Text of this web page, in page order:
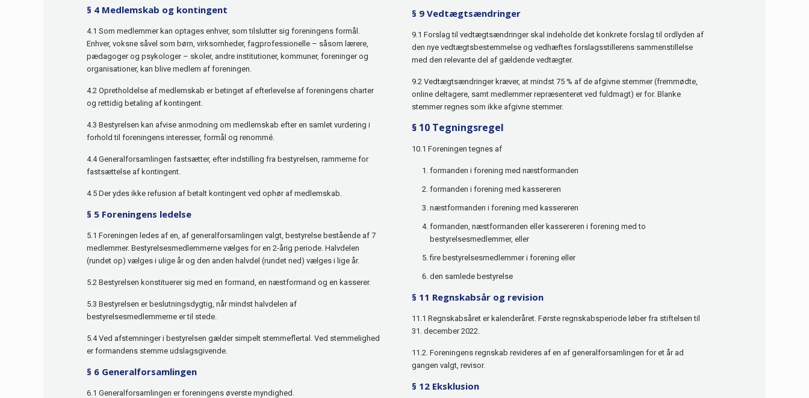
§ 4 Medlemskab og kontingent
4.1 Som medlemmer kan optages enhver, som tilslutter sig foreningens formål.
Enhver, voksne såvel som børn, virksomheder, fagprofessionelle – såsom lærere,
pædagoger og psykologer – skoler, andre institutioner, kommuner, foreninger og
organisationer, kan blive medlem af foreningen.
4.2 Opretholdelse af medlemskab er betinget af efterlevelse af foreningens charter
og rettidig betaling af kontingent.
4.3 Bestyrelsen kan afvise anmodning om medlemskab efter en samlet vurdering i
forhold til foreningens interesser, formål og renommé.
4.4 Generalforsamlingen fastsætter, efter indstilling fra bestyrelsen, rammerne for
fastsættelse af kontingent.
4.5 Der ydes ikke refusion af betalt kontingent ved ophør af medlemskab.
§ 5 Foreningens ledelse
5.1 Foreningen ledes af en, af generalforsamlingen valgt, bestyrelse bestående af 7
medlemmer. Bestyrelsesmedlemmerne vælges for en 2-årig periode. Halvdelen
(rundet op) vælges i ulige år og den anden halvdel (rundet ned) vælges i lige år.
5.2 Bestyrelsen konstituerer sig med en formand, en næstformand og en kasserer.
5.3 Bestyrelsen er beslutningsdygtig, når mindst halvdelen af
bestyrelsesmedlemmerne er til stede.
5.4 Ved afstemninger i bestyrelsen gælder simpelt stemmeflertal. Ved stemmelighed
er formandens stemme udslagsgivende.
§ 6 Generalforsamlingen
6.1 Generalforsamlingen er foreningens øverste myndighed.
§ 9 Vedtægtsændringer
9.1 Forslag til vedtægtsændringer skal indeholde det konkrete forslag til ordlyden af
den nye vedtægtsbestemmelse og vedhæftes forslagsstillerens sammenstillelse
med den relevante del af gældende vedtægter.
9.2 Vedtægtsændringer kræver, at mindst 75 % af de afgivne stemmer (fremmødte,
online deltagere, samt medlemmer repræsenteret ved fuldmagt) er for. Blanke
stemmer regnes som ikke afgivne stemmer.
§ 10 Tegningsregel
10.1 Foreningen tegnes af
formanden i forening med næstformanden
formanden i forening med kassereren
næstformanden i forening med kassereren
formanden, næstformanden eller kassereren i forening med to
bestyrelsesmedlemmer, eller
fire bestyrelsesmedlemmer i forening eller
den samlede bestyrelse
§ 11 Regnskabsår og revision
11.1 Regnskabsåret er kalenderåret. Første regnskabsperiode løber fra stiftelsen til
31. december 2022.
11.2. Foreningens regnskab revideres af en af generalforsamlingen for et år ad
gangen valgt, revisor.
§ 12 Eksklusion